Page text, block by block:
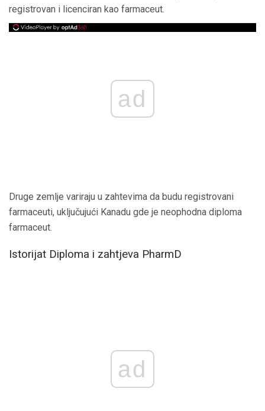
registrovan i licenciran kao farmaceut.
ad
Druge zemlje variraju u zahtevima da budu registrovani
farmaceuti, uključujući Kanadu gde je neophodna diploma
farmaceut.
Istorijat Diploma i zahtjeva PharmD
ad